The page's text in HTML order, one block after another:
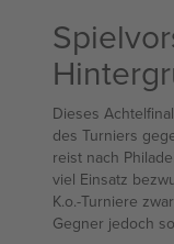
Dieses
des Turniers
reist nach
viel Einsatz
K.o.-Turniere
Gegner jedoch